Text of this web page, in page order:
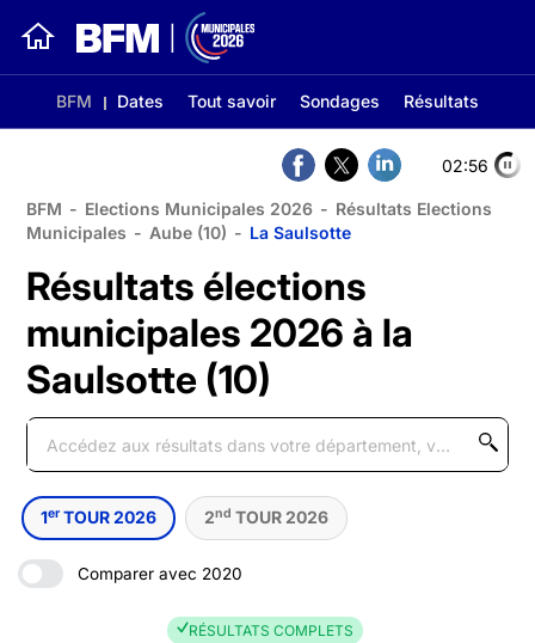
BFM Dates Tout savoir Sondages Résultats
02:56
BFM - Elections Municipales 2026 - Résultats Elections
Municipales - Aube (10) - La Saulsotte
Résultats élections
municipales 2026 à la
Saulsotte (10)
1er TOUR 2026 2nd TOUR 2026
Comparer avec 2020
RÉSULTATS COMPLETS